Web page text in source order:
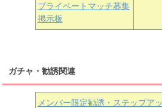
プライベートマッチ募集
掲示板
ガチャ・勧誘関連
メンバー限定勧誘・ステップア